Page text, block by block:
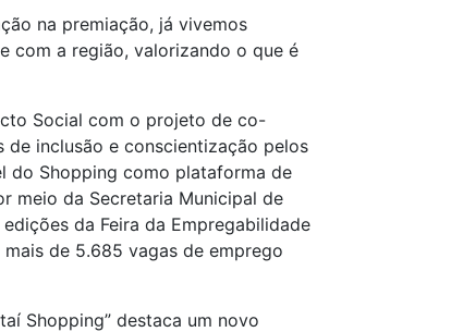
na premiação, já vivemos
com a região, valorizando o que é
Social com o projeto de co-
inclusão e conscientização pelos
do Shopping como plataforma de
meio da Secretaria Municipal de
da Feira da Empregabilidade
de 5.685 vagas de emprego
Shopping” destaca um novo